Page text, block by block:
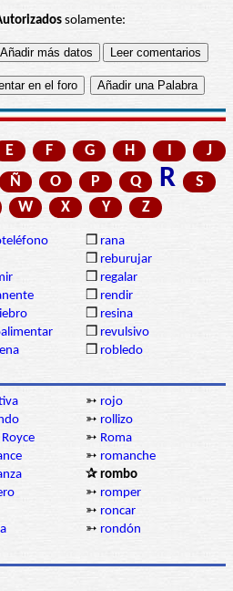
solamente:
E F G H I
J
Ñ O P Q R
S
W X Y Z
❒ rana
❒ reburujar
❒ regalar
❒ rendir
❒ resina
❒ revulsivo
❒ robledo
➳ rojo
➳ rollizo
Royce ➳ Roma
➳ romanche
✰ rombo
➳ romper
➳ roncar
➳ rondón